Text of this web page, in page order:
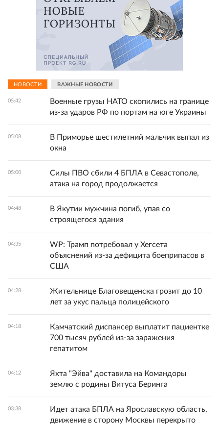
НОВОСТИ ВАЖНЫЕ НОВОСТИ
05:42
Военные грузы НАТО скопились на границе
из-за ударов РФ по портам на юге Украины
05:08
В Приморье шестилетний мальчик выпал из
окна
05:00
Силы ПВО сбили 4 БПЛА в Севастополе,
атака на город продолжается
04:48
В Якутии мужчина погиб, упав со
строящегося здания
04:35
WP: Трамп потребовал у Хегсета
объяснений из-за дефицита боеприпасов в
США
04:28
Жительнице Благовещенска грозит до 10
лет за укус пальца полицейского
04:18
Камчатский диспансер выплатит пациентке
700 тысяч рублей из-за заражения
гепатитом
04:12
Яхта "Эйва" доставила на Командоры
землю с родины Витуса Беринга
03:38
Идет атака БПЛА на Ярославскую область,
движение в сторону Москвы перекрыто